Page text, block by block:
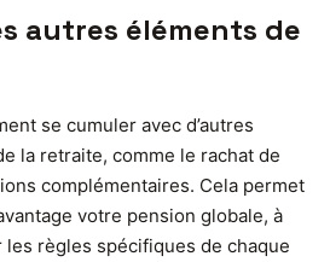
autres éléments de
se cumuler avec d’autres
la retraite, comme le rachat de
complémentaires. Cela permet
votre pension globale, à
règles spécifiques de chaque